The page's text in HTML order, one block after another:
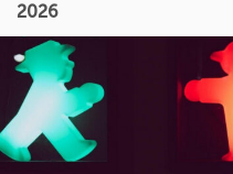
2026